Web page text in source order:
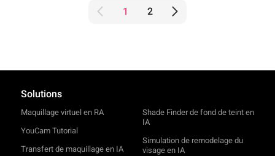
1 2
Solutions
Maquillage virtuel en RA
YouCam Tutorial
Transfert de maquillage en IA
Shade Finder de fond de teint en
IA
Simulation de remodelage du
visage en IA